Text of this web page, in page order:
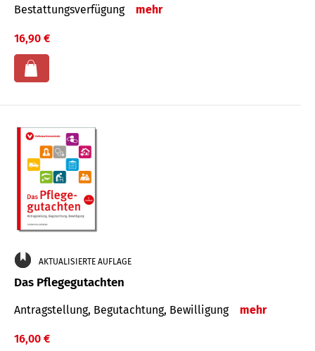
Bestat­tungs­ver­fügung
mehr
16,90 €
AKTUALISIERTE AUFLAGE
Das Pflegegutachten
Antragstellung, Begutachtung, Bewilligung mehr
16,00 €